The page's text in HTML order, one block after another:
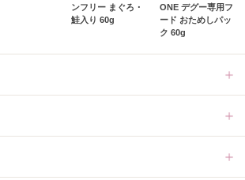
ンフリー まぐろ・
鮭入り 60g
ONE デグー専用フ
ード おためしパッ
ク 60g